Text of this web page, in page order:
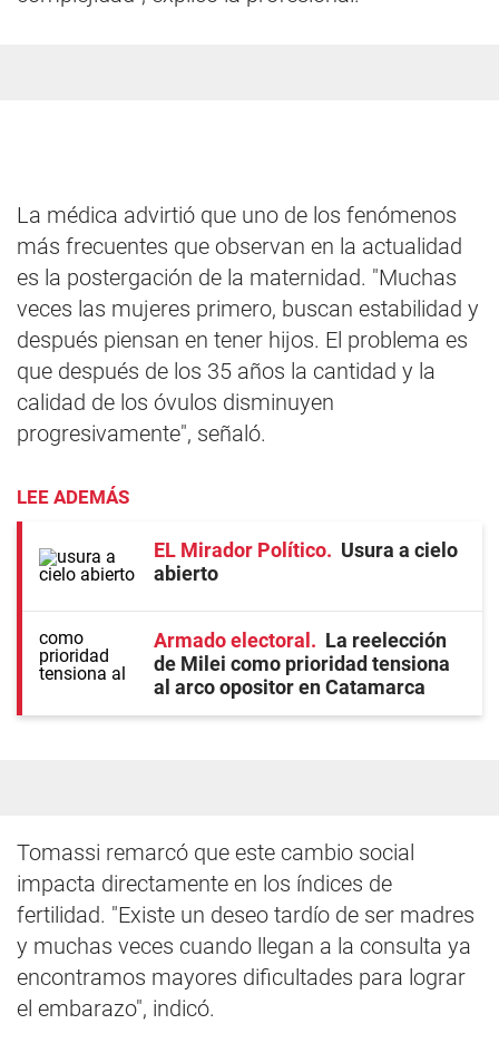
La médica advirtió que uno de los fenómenos
más frecuentes que observan en la actualidad
es la postergación de la maternidad. "Muchas
veces las mujeres primero, buscan estabilidad y
después piensan en tener hijos. El problema es
que después de los 35 años la cantidad y la
calidad de los óvulos disminuyen
progresivamente", señaló.
LEE ADEMÁS
EL Mirador Político
Usura a cielo
abierto
Armado electoral
La reelección
de Milei como prioridad tensiona
al arco opositor en Catamarca
Tomassi remarcó que este cambio social
impacta directamente en los índices de
fertilidad. "Existe un deseo tardío de ser madres
y muchas veces cuando llegan a la consulta ya
encontramos mayores dificultades para lograr
el embarazo", indicó.